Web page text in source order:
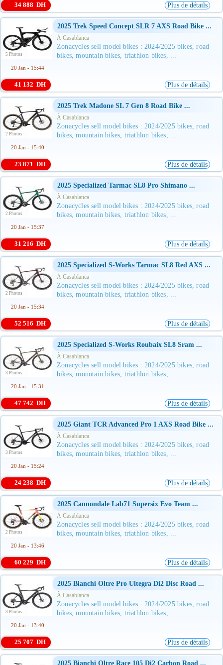
34 888 DH Plus de détails
5 Photos
20 Jan - 15:44
2025 Trek Speed Concept SLR 7 AXS Road Bike ...
À Casablanca
Zonacycles sell model bikes : 2024/2025 bikes, road
bikes, mountain bikes, triathlon bikes, ...
41 132 DH Plus de détails
2 Photos
20 Jan - 15:40
2025 Trek Madone SL 7 Gen 8 Road Bike ...
À Casablanca
Zonacycles sell model bikes : 2024/2025 bikes, road
bikes, mountain bikes, triathlon bikes, ...
23 871 DH Plus de détails
2 Photos
20 Jan - 15:37
2025 Specialized Tarmac SL8 Pro Shimano ...
À Casablanca
Zonacycles sell model bikes : 2024/2025 bikes, road
bikes, mountain bikes, triathlon bikes, ...
31 216 DH Plus de détails
2 Photos
20 Jan - 15:34
2025 Specialized S-Works Tarmac SL8 Red AXS ...
À Casablanca
Zonacycles sell model bikes : 2024/2025 bikes, road
bikes, mountain bikes, triathlon bikes, ...
52 516 DH Plus de détails
3 Photos
20 Jan - 15:31
2025 Specialized S-Works Roubaix SL8 Sram ...
À Casablanca
Zonacycles sell model bikes : 2024/2025 bikes, road
bikes, mountain bikes, triathlon bikes, ...
47 742 DH Plus de détails
3 Photos
20 Jan - 15:24
2025 Giant TCR Advanced Pro 1 AXS Road Bike ...
À Casablanca
Zonacycles sell model bikes : 2024/2025 bikes, road
bikes, mountain bikes, triathlon bikes, ...
24 238 DH Plus de détails
2 Photos
20 Jan - 13:46
2025 Cannondale Lab71 Supersix Evo Team ...
À Casablanca
Zonacycles sell model bikes : 2024/2025 bikes, road
bikes, mountain bikes, triathlon bikes, ...
60 229 DH Plus de détails
3 Photos
20 Jan - 13:40
2025 Bianchi Oltre Pro Ultegra Di2 Disc Road ...
À Casablanca
Zonacycles sell model bikes : 2024/2025 bikes, road
bikes, mountain bikes, triathlon bikes, ...
25 707 DH Plus de détails
2025 Bianchi Oltre Race 105 Di2 Carbon Road ...